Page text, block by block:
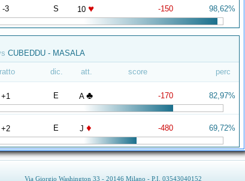
-3 S 10 ♥ -150 98,62%
CUBEDDU - MASALA
dic. att. score perc
+1 E A ♣ -170 82,97%
+2 E J ♦ -480 69,72%
Via Giorgio Washington 33 - 20146 Milano - P.I. 03543040152